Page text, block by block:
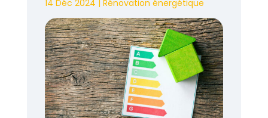
14 Déc 2024 | Rénovation énergétique